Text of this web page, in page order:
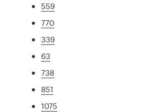
559
770
339
63
738
851
1075